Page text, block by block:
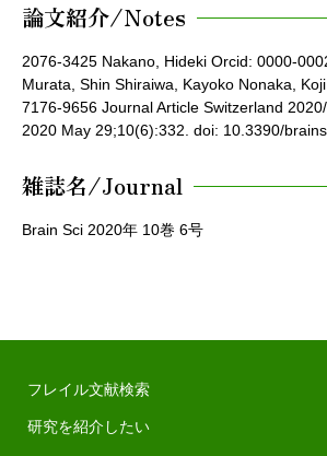
論文紹介/Notes
2076-3425 Nakano, Hideki Orcid: 0000-
Murata, Shin Shiraiwa, Kayoko Nonaka,
7176-9656 Journal Article Switzerland
2020 May 29;10(6):332. doi: 10.3390/
雑誌名/Journal
Brain Sci 2020年 10巻 6号
フレイル文献検索
研究を紹介したい